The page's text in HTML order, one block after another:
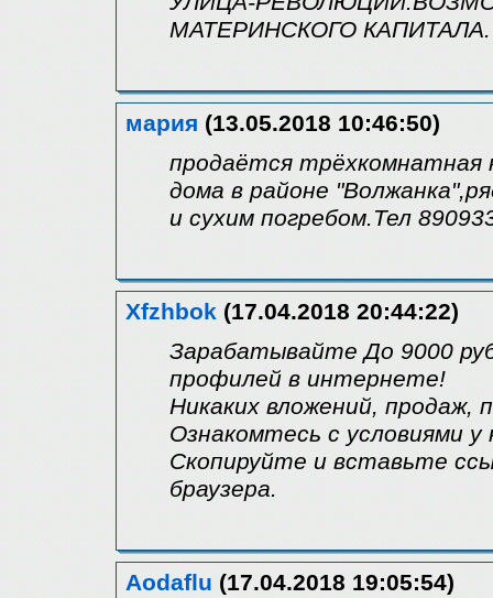
МАТЕРИНСКОГО КАПИТАЛА.
мария (13.05.2018 10:46:50)
продаётся
дома в районе
и сухим погребом.Тел
Xfzhbok (17.04.2018 20:44:22)
Зарабатывайте До 9000
профилей в интернете!
Никаких вложений,
Ознакомтесь с условиями
Скопируйте и вставьте
браузера.
Aodaflu (17.04.2018 19:05:54)